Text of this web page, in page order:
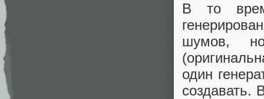
В то
шумов,
один
создавать.